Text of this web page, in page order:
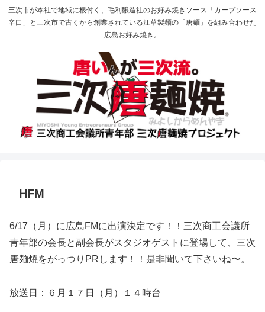
三次市が本社で地域に根付く、毛利醸造社のお好み焼きソース「カープソース
辛口」と三次市で古くから創業されている江草製麺の「唐麺」を組み合わせた
広島お好み焼き。
HFM
6/17（月）に広島FMに出演決定です！！三次商工会議所
青年部の会長と副会長がスタジオゲストに登場して、三次
唐麺焼をがっつりPRします！！是非聞いて下さいね〜。
放送日：６月１７日（月）１４時台